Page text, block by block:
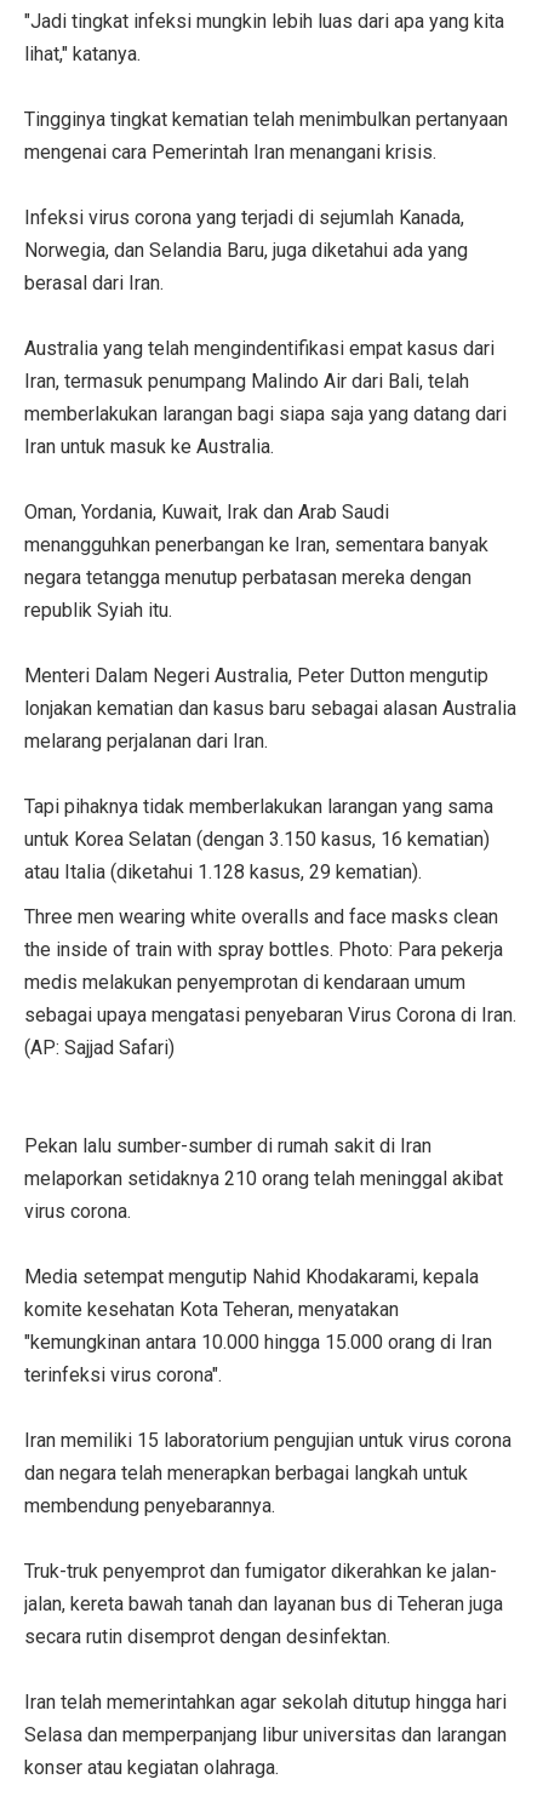
"Jadi tingkat infeksi mungkin lebih luas dari apa yang kita
lihat," katanya.
Tingginya tingkat kematian telah menimbulkan pertanyaan
mengenai cara Pemerintah Iran menangani krisis.
Infeksi virus corona yang terjadi di sejumlah Kanada,
Norwegia, dan Selandia Baru, juga diketahui ada yang
berasal dari Iran.
Australia yang telah mengindentifikasi empat kasus dari
Iran, termasuk penumpang Malindo Air dari Bali, telah
memberlakukan larangan bagi siapa saja yang datang dari
Iran untuk masuk ke Australia.
Oman, Yordania, Kuwait, Irak dan Arab Saudi
menangguhkan penerbangan ke Iran, sementara banyak
negara tetangga menutup perbatasan mereka dengan
republik Syiah itu.
Menteri Dalam Negeri Australia, Peter Dutton mengutip
lonjakan kematian dan kasus baru sebagai alasan Australia
melarang perjalanan dari Iran.
Tapi pihaknya tidak memberlakukan larangan yang sama
untuk Korea Selatan (dengan 3.150 kasus, 16 kematian)
atau Italia (diketahui 1.128 kasus, 29 kematian).
Three men wearing white overalls and face masks clean
the inside of train with spray bottles. Photo: Para pekerja
medis melakukan penyemprotan di kendaraan umum
sebagai upaya mengatasi penyebaran Virus Corona di Iran.
(AP: Sajjad Safari)
Pekan lalu sumber-sumber di rumah sakit di Iran
melaporkan setidaknya 210 orang telah meninggal akibat
virus corona.
Media setempat mengutip Nahid Khodakarami, kepala
komite kesehatan Kota Teheran, menyatakan
"kemungkinan antara 10.000 hingga 15.000 orang di Iran
terinfeksi virus corona".
Iran memiliki 15 laboratorium pengujian untuk virus corona
dan negara telah menerapkan berbagai langkah untuk
membendung penyebarannya.
Truk-truk penyemprot dan fumigator dikerahkan ke jalan-
jalan, kereta bawah tanah dan layanan bus di Teheran juga
secara rutin disemprot dengan desinfektan.
Iran telah memerintahkan agar sekolah ditutup hingga hari
Selasa dan memperpanjang libur universitas dan larangan
konser atau kegiatan olahraga.